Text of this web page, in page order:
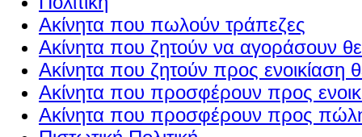
Ακίνητα που πωλούν τράπεζες
Ακίνητα που ζητούν να αγοράσουν
Ακίνητα που ζητούν προς ενοικίαση
Ακίνητα που προσφέρουν προς
Ακίνητα που προσφέρουν προς